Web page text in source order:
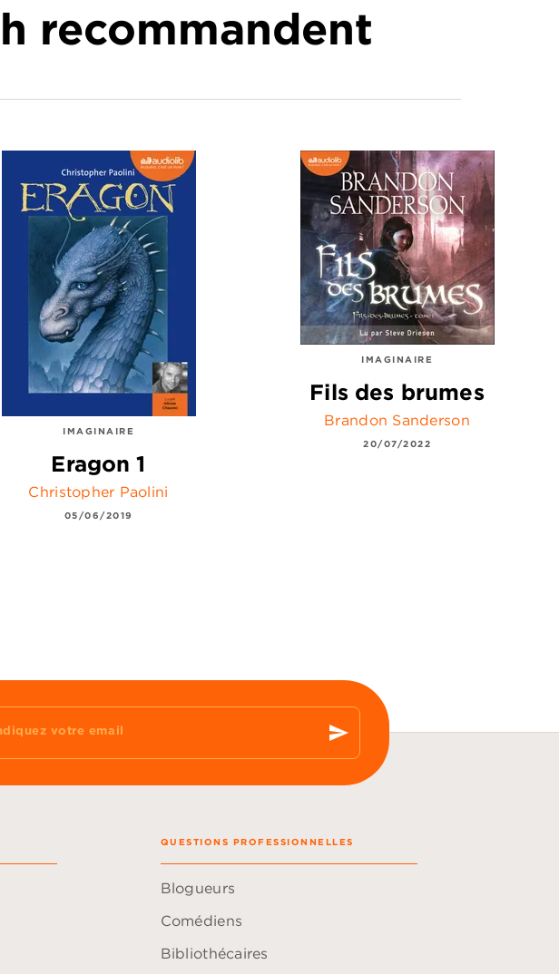
recommandent
IMAGINAIRE
Eragon 1
Christopher Paolini
05/06/2019
IMAGINAIRE
Fils des brumes
Brandon Sanderson
20/07/2022
votre email send
QUESTIONS PROFESSIONNELLES
Blogueurs
Comédiens
Bibliothécaires